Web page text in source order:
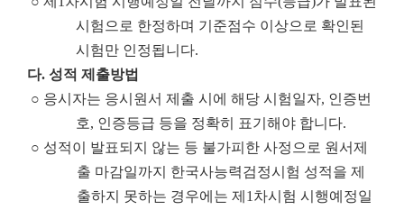
시험으로 한정하며 기준점수 이상으로 확인된
시험만 인정됩니다.
다. 성적 제출방법
○ 응시자는 응시원서 제출 시에 해당 시험일자, 인증번
호, 인증등급 등을 정확히 표기해야 합니다.
○ 성적이 발표되지 않는 등 불가피한 사정으로 원서제
출 마감일까지 한국사능력검정시험 성적을 제
출하지 못하는 경우에는 제1차시험 시행예정일